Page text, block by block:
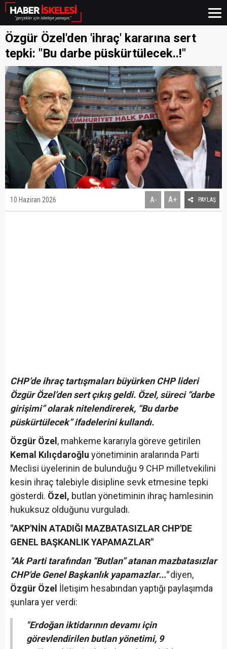
Özgür Özel'den 'ihraç' kararına sert
tepki: "Bu darbe püskürtülecek..!"
10 Haziran 2026 A- A+ PAYLAŞ
CHP’de ihraç tartışmaları büyürken CHP lideri
Özgür Özel’den sert çıkış geldi. Özel, süreci “darbe
girişimi” olarak nitelendirerek, “Bu darbe
püskürtülecek” ifadelerini kullandı.
Özgür Özel , mahkeme kararıyla göreve getirilen
Kemal Kılıçdaroğlu yönetiminin aralarında Parti
Meclisi üyelerinin de bulunduğu 9 CHP milletvekilini
kesin ihraç talebiyle disipline sevk etmesine tepki
gösterdi. Özel, butlan yönetiminin ihraç hamlesinin
hukuksuz olduğunu vurguladı.
"AKP'NİN ATADIĞI MAZBATASIZLAR CHP'DE
GENEL BAŞKANLIK YAPAMAZLAR"
"Ak Parti tarafından “Butlan” atanan mazbatasızlar
CHP'de Genel Başkanlık yapamazlar..."diyen,
Özgür Özel İletişim hesabından yaptığı paylaşımda
şunlara yer verdi:
"Erdoğan iktidarının devamı için
görevlendirilen butlan yönetimi, 9